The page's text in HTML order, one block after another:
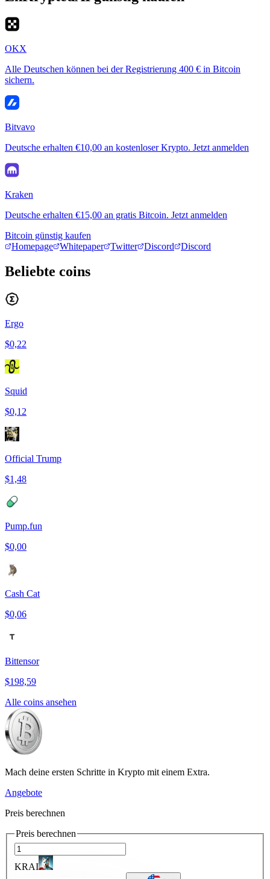
OKX
Alle Deutschen können bei der Registrierung 400 € in Bitcoin
sichern.
Bitvavo
Deutsche erhalten €10,00 an kostenloser Krypto. Jetzt anmelden
Kraken
Deutsche erhalten €15,00 an gratis Bitcoin. Jetzt anmelden
Bitcoin günstig kaufen
Homepage
Whitepaper Twitter Discord Discord
Beliebte coins
Ergo
$0,22
Squid
$0,12
Official Trump
$1,48
Pump.fun
$0,00
Cash Cat
$0,06
Bittensor
$198,59
Alle coins ansehen
Mach deine ersten Schritte in Krypto mit einem Extra.
Angebote
Preis berechnen
Preis berechnen
KRAI